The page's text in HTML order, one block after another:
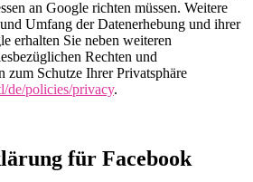
an Google richten müssen. Weitere
Umfang der Datenerhebung und ihrer
erhalten Sie neben weiteren
Rechten und
zum Schutze Ihrer Privatsphäre
de/policies/privacy.
für Facebook